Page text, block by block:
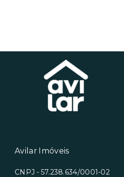
Avilar Imóveis
CNPJ - 57.238.634/0001-02